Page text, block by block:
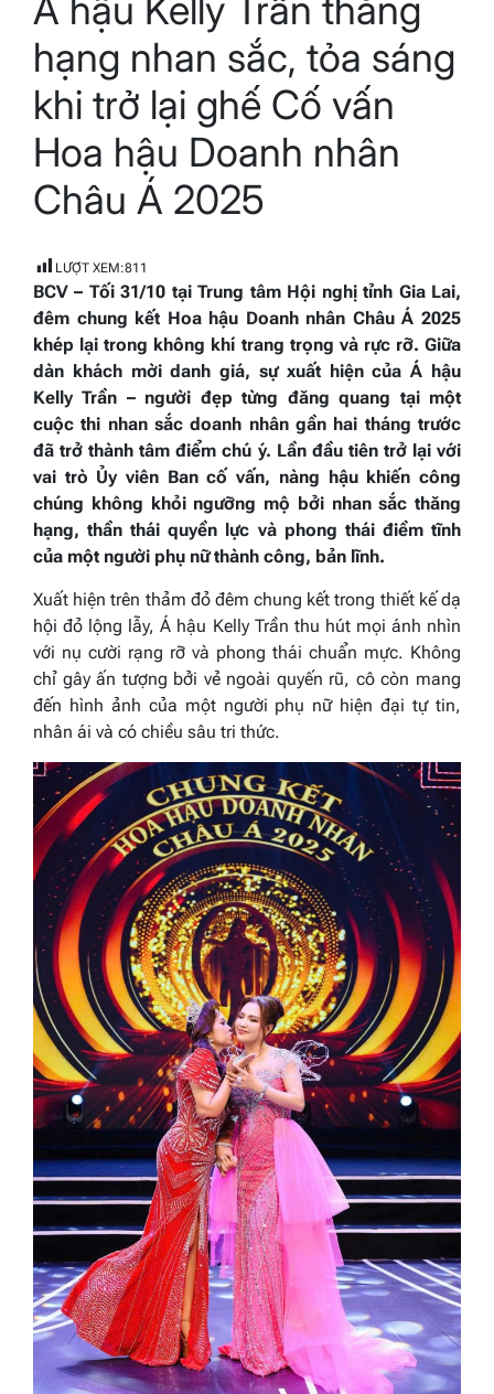
time
Á hậu Kelly Trần thăng
hạng nhan sắc, tỏa sáng
khi trở lại ghế Cố vấn
Hoa hậu Doanh nhân
Châu Á 2025
LƯỢT XEM:811
BCV – Tối 31/10 tại Trung tâm Hội nghị tỉnh Gia Lai,
đêm chung kết Hoa hậu Doanh nhân Châu Á 2025
khép lại trong không khí trang trọng và rực rỡ. Giữa
dàn khách mời danh giá, sự xuất hiện của Á hậu
Kelly Trần – người đẹp từng đăng quang tại một
cuộc thi nhan sắc doanh nhân gần hai tháng trước
đã trở thành tâm điểm chú ý. Lần đầu tiên trở lại với
vai trò Ủy viên Ban cố vấn, nàng hậu khiến công
chúng không khỏi ngưỡng mộ bởi nhan sắc thăng
hạng, thần thái quyền lực và phong thái điềm tĩnh
của một người phụ nữ thành công, bản lĩnh.
Xuất hiện trên thảm đỏ đêm chung kết trong thiết kế dạ
hội đỏ lộng lẫy, Á hậu Kelly Trần thu hút mọi ánh nhìn
với nụ cười rạng rỡ và phong thái chuẩn mực. Không
chỉ gây ấn tượng bởi vẻ ngoài quyến rũ, cô còn mang
đến hình ảnh của một người phụ nữ hiện đại tự tin,
nhân ái và có chiều sâu tri thức.